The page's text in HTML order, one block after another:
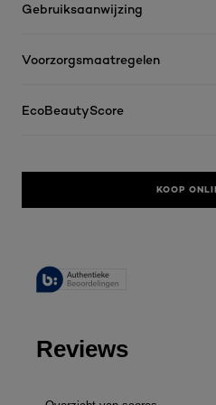
Gebruiksaanwijzing
Voorzorgsmaatregelen
EcoBeautyScore
KOOP
Reviews